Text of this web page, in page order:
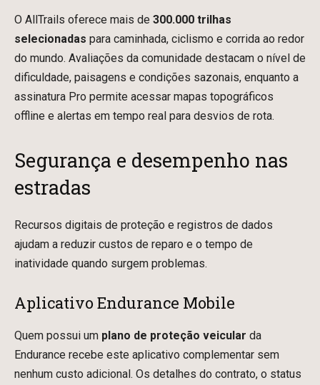
O AllTrails oferece mais de 300.000 trilhas
selecionadas para caminhada, ciclismo e corrida ao redor
do mundo. Avaliações da comunidade destacam o nível de
dificuldade, paisagens e condições sazonais, enquanto a
assinatura Pro permite acessar mapas topográficos
offline e alertas em tempo real para desvios de rota.
Segurança e desempenho nas
estradas
Recursos digitais de proteção e registros de dados
ajudam a reduzir custos de reparo e o tempo de
inatividade quando surgem problemas.
Aplicativo Endurance Mobile
Quem possui um plano de proteção veicular da
Endurance recebe este aplicativo complementar sem
nenhum custo adicional. Os detalhes do contrato, o status